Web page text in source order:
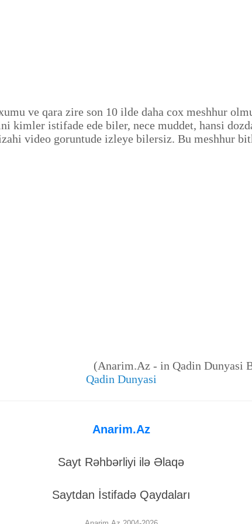
ve qara zire son 10 ilde daha cox meshhur
kimler istifade ede biler, nece muddet, hansi
video goruntude izleye bilersiz. Bu meshhur
(Anarim.Az - in Qadin Dunyasi
Qadin Dunyasi
Anarim.Az
Sayt Rəhbərliyi ilə Əlaqə
Saytdan İstifadə Qaydaları